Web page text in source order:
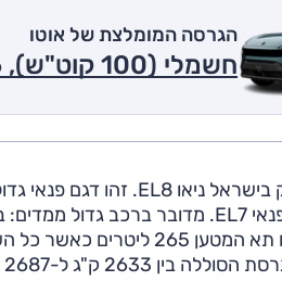
הגרסה המומלצת של אוטו
חשמלי (100 קוט"ש), Ultimate ,4x4 2026